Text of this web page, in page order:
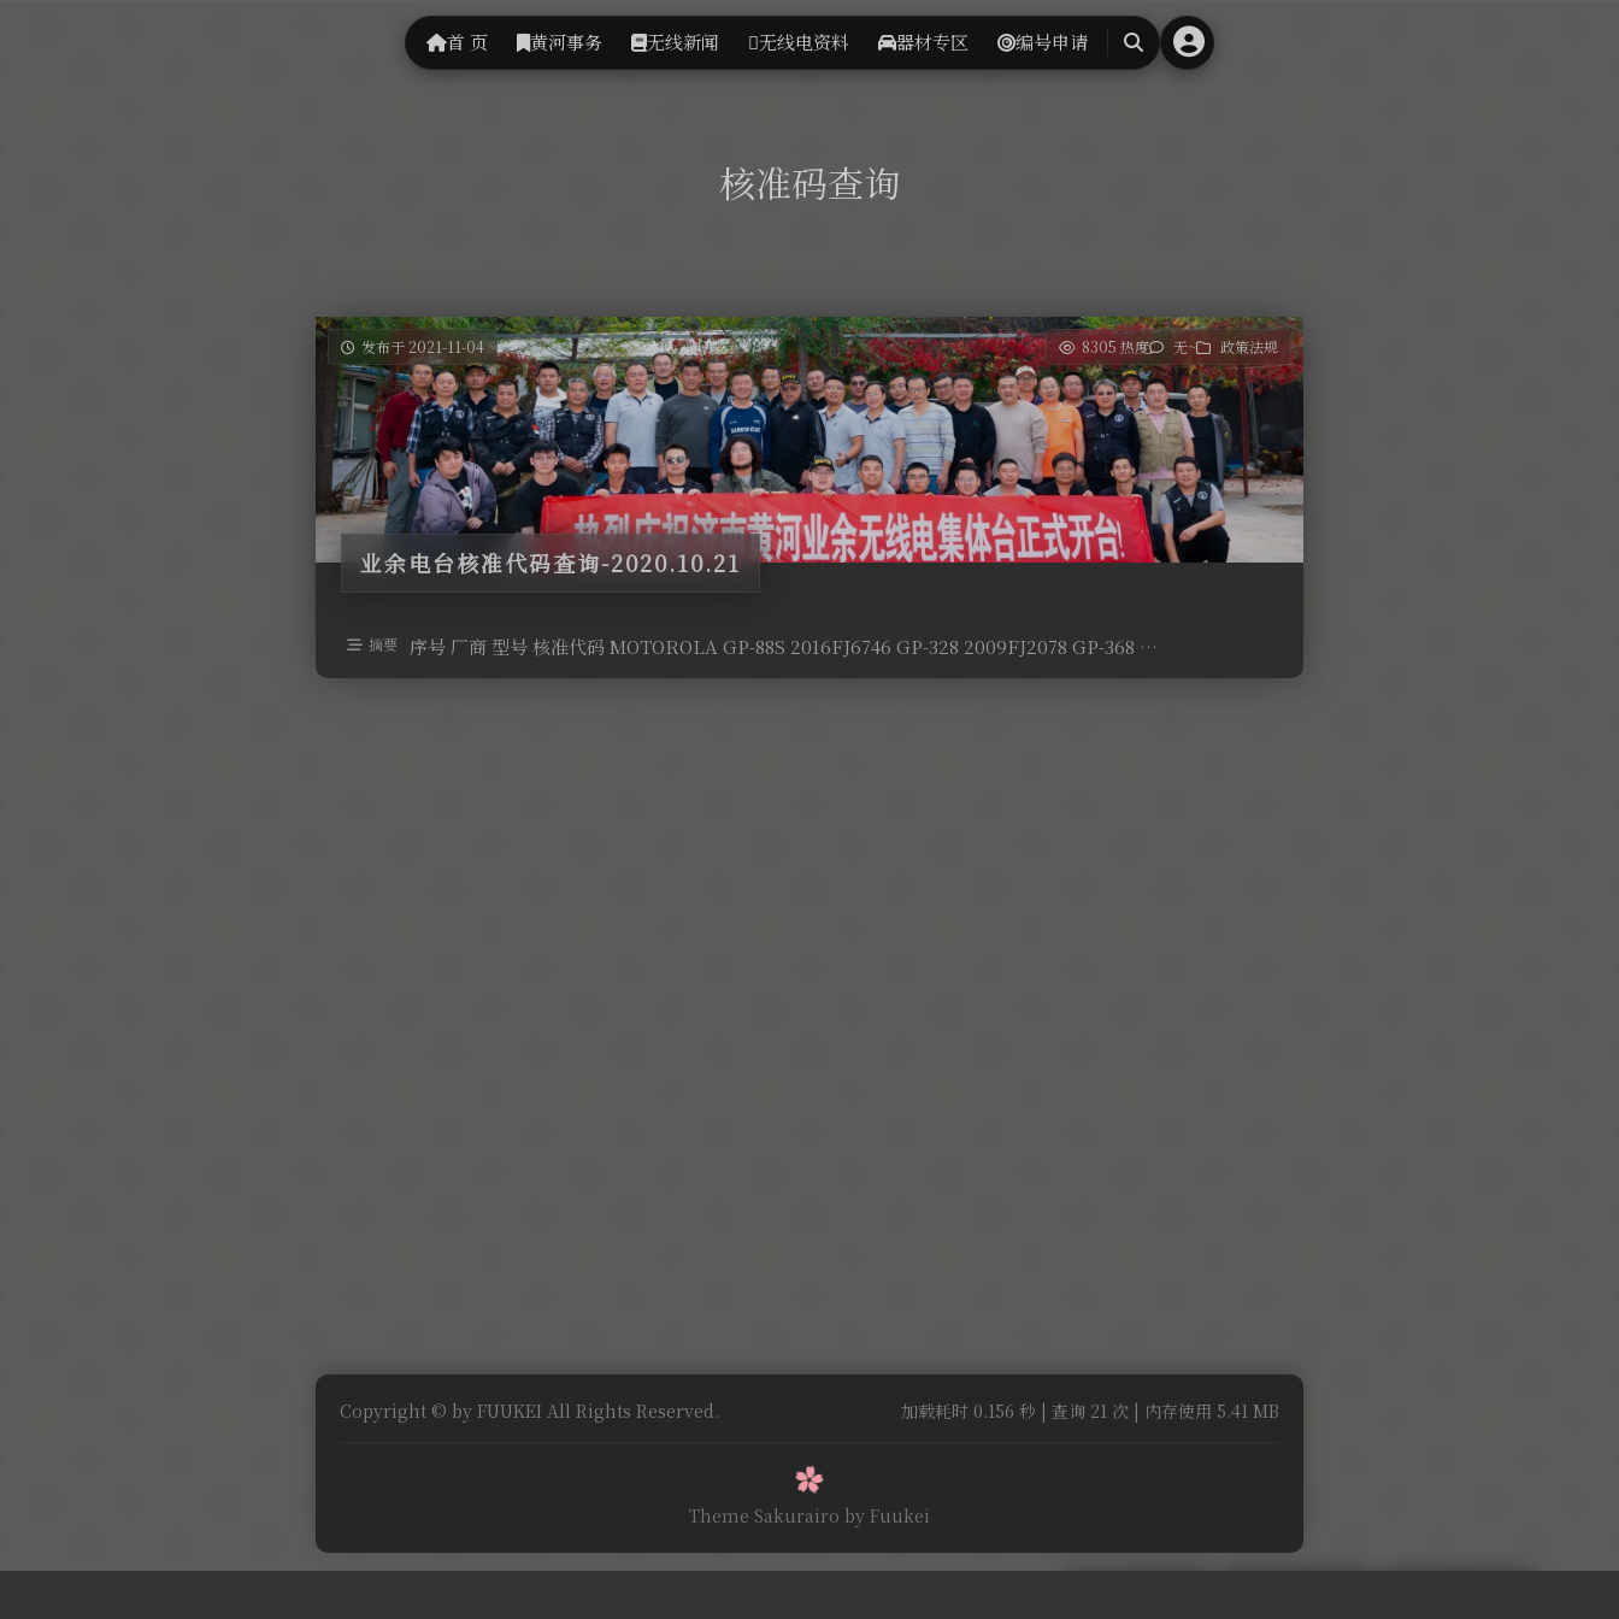
首 页 黄河事务 无线新闻 无线电资料 器材专区 编号申请
搜
核准码查询
发布于 2021-11-04 8305 热度 无~ 政策法规
业余电台核准代码查询-2020.10.21
摘要 序号 厂商 型号 核准代码 MOTOROLA GP-88S 2016FJ6746 GP-328 2009FJ2078 GP-368 …
Copyright © by FUUKEI All Rights Reserved. 加载耗时 0.156 秒 | 查询 21 次 | 内存使用 5.41 MB
Theme Sakurairo by Fuukei